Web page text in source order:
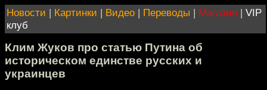
Новости | Картинки | Видео | Переводы | Магазин | VIP
клуб
Клим Жуков про статью Путина об
историческом единстве русских и
украинцев